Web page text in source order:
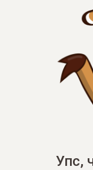
Упс,